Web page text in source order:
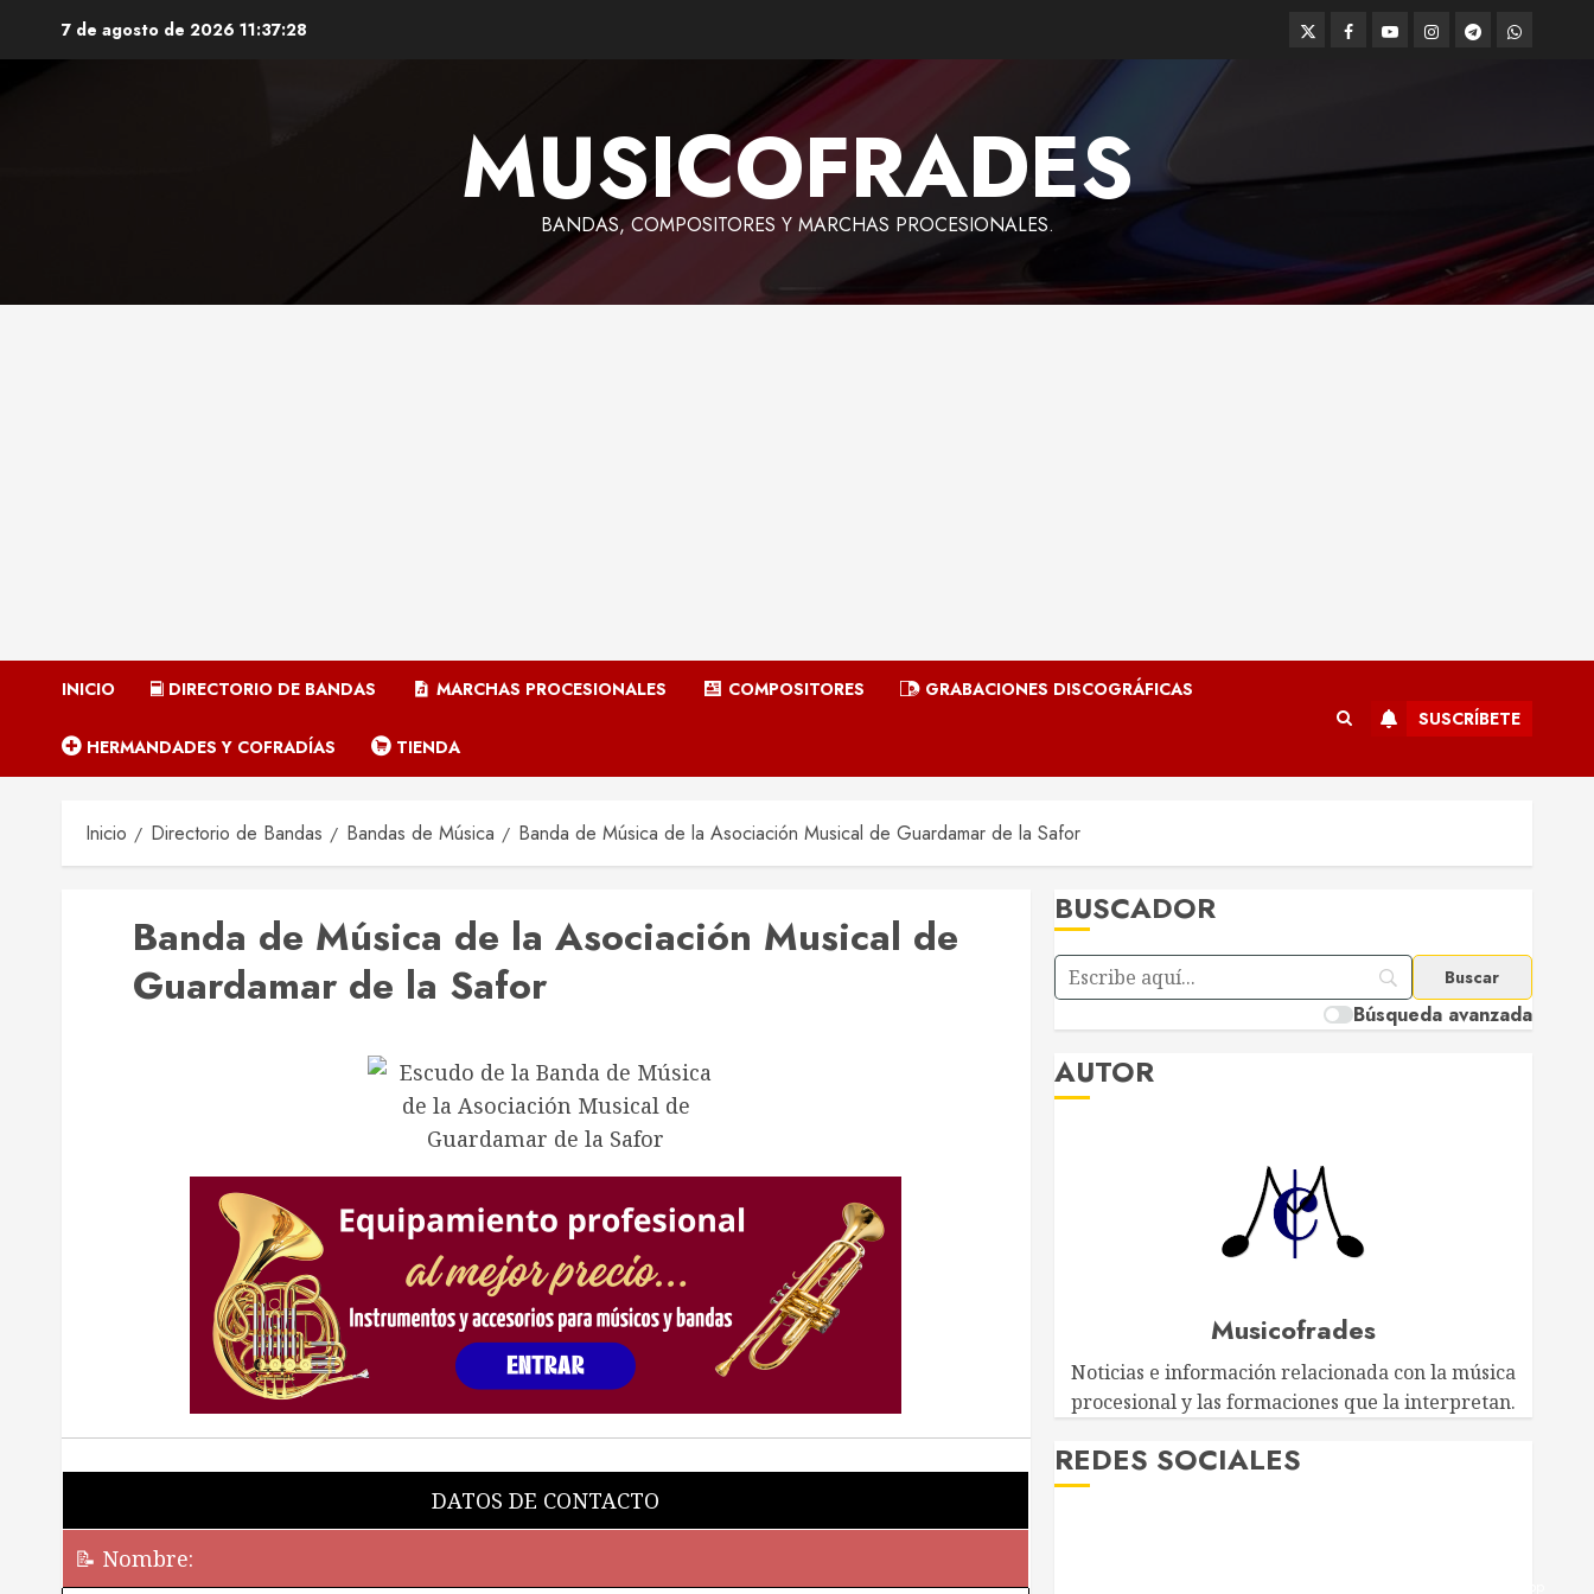
7 de agosto de 202611:37:29 TwitterFacebookYoutubeInstagramTelegramWhatsApp
MUSICOFRADES
BANDAS, COMPOSITORES Y MARCHAS PROCESIONALES.
INICIO DIRECTORIO DE BANDAS MARCHAS PROCESIONALES COMPOSITORES GRABACIONES DISCOGRÁFICAS
HERMANDADES Y COFRADÍAS TIENDA
SUSCRÍBETE
Inicio Directorio de Bandas Bandas de Música Banda de Música de la Asociación Musical de Guardamar de la Safor
Banda de Música de la Asociación Musical de
Guardamar de la Safor
DATOS DE CONTACTO
📝 Nombre:
BUSCADOR
Búsqueda avanzada
AUTOR
Musicofrades
Noticias e información relacionada con la música
procesional y las formaciones que la interpretan.
REDES SOCIALES